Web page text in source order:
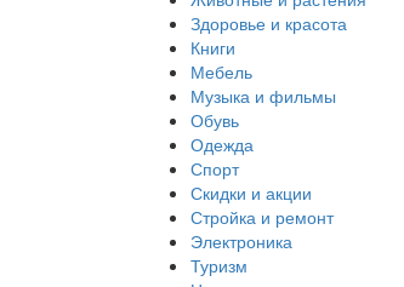
Здоровье и красота
Книги
Мебель
Музыка и фильмы
Обувь
Одежда
Спорт
Скидки и акции
Стройка и ремонт
Электроника
Туризм